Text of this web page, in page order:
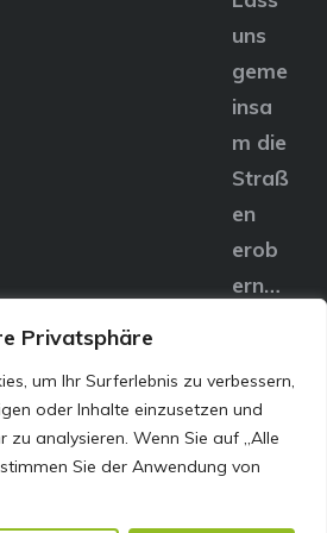
Privatsphäre
um Ihr Surferlebnis zu verbessern,
oder Inhalte einzusetzen und
zu analysieren. Wenn Sie auf „Alle
Sie der Anwendung von
uns
geme
insa
m die
Straß
en
erob
ern…